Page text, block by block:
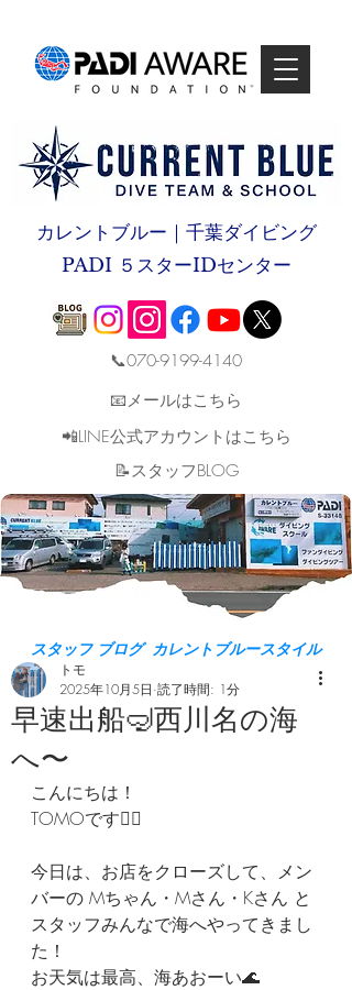
カレントブルー｜千葉ダイビング
PADI ５スターIDセンター
📞070-9199-4140
📧メールはこちら
📲LINE公式アカウントはこちら
​📝スタッフBLOG
スタッフ ブログ カレントブルースタイル
早速出船🤿西川名の海
へ〜
トモ
2025年10月5日 読了時間: 1分
こんにちは！
TOMOです🙇‍♂️
今日は、お店をクローズして、メン
バーの Mちゃん・Mさん・Kさん と
スタッフみんなで海へやってきまし
た！
お天気は最高、海あおーい🌊